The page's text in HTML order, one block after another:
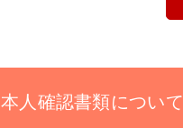
本人確認書類について